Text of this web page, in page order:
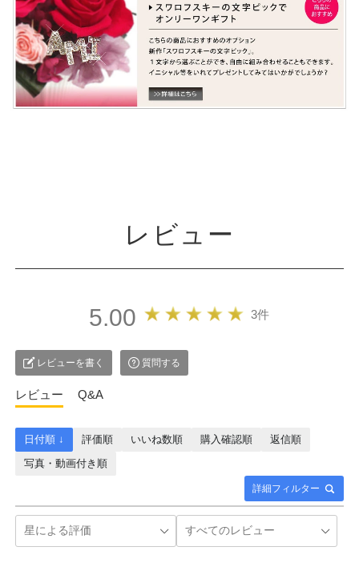
レビュー
5.00 3件
レビューを書く 質問する
レビュー Q&A
詳細フィルター
日付順 ↓ 評価順 いいね数順 購入確認順
返信順
写真・動画付き順